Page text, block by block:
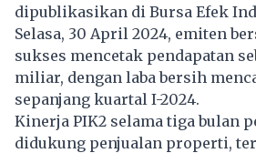
dipublikasikan di Bursa Efek
Selasa, 30 April 2024, emiten
sukses mencetak pendapatan
miliar, dengan laba bersih
sepanjang kuartal I-2024.
Kinerja PIK2 selama tiga bulan
didukung penjualan properti,